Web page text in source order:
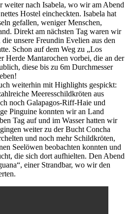
weiter nach Isabela, wo wir am Abend
Hostel eincheckten. Isabela hat
gefallen, weniger Menschen,
Direkt am nächsten Tag waren wir
unsere Freundin Evelien aus den
Schon auf dem Weg zu „Los
Herde Mantarochen vorbei, die an der
diese bis zu 6m Durchmesser
weiterhin mit Highlights gespickt:
Meeresschildkröten aus
noch Galapagos-Riff-Haie und
Pinguine konnten wir an Land
Tag auf und im Wasser hatten wir
weiter zu der Bucht Concha
und noch mehr Schildkröten,
Seelöwen beobachten konnten und
die sich dort aufhielten. Den Abend
einer Strandbar, wo wir den